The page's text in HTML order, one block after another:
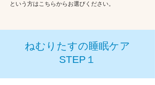
​という方はこちらからお選びください。
​ねむりたすの睡眠ケア
STEP１